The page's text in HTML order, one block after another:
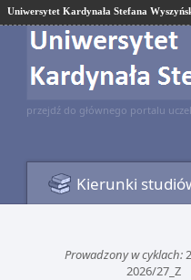
Uniwersytet Kardynała Stefana
przejdź do głównego portalu
Kierunki
Prowadzony w cyklach:
2026/27_Z